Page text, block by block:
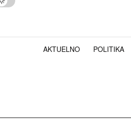
AKTUELNO POLITIKA